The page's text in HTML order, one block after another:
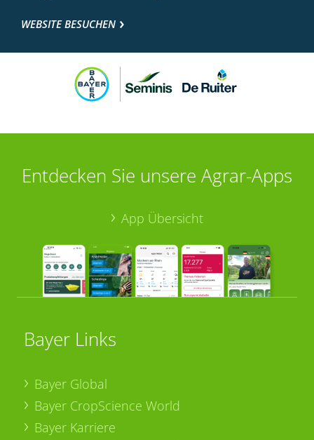
WEBSITE BESUCHEN
Entdecken Sie unsere Agrar-Apps
App Übersicht
Bayer Links
Bayer Global
Bayer CropScience World
Bayer Karriere